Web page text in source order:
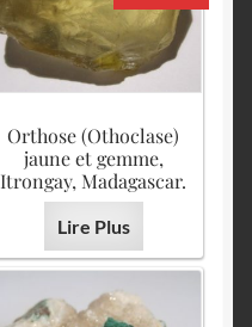
Orthose (Othoclase)
jaune et gemme,
Itrongay, Madagascar.
Lire Plus